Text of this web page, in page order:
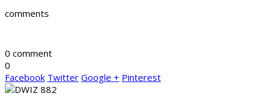
comments
0 comment
0
Facebook Twitter Google + Pinterest